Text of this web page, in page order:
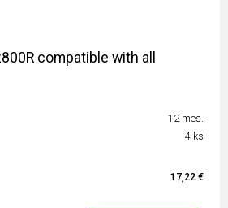
compatible with all
12 mes.
4 ks
17,22 €